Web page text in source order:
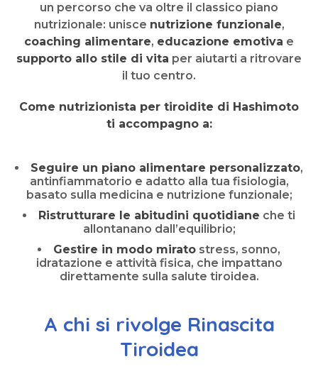
un percorso che va oltre il classico piano
nutrizionale: unisce nutrizione funzionale,
coaching alimentare, educazione emotiva e
supporto allo stile di vita per aiutarti a ritrovare
il tuo centro.
Come nutrizionista per tiroidite di Hashimoto
ti accompagno a:
Seguire un piano alimentare personalizzato,
antinfiammatorio e adatto alla tua fisiologia,
basato sulla medicina e nutrizione funzionale;
Ristrutturare le abitudini quotidiane che ti
allontanano dall’equilibrio;
Gestire in modo mirato stress, sonno,
idratazione e attività fisica, che impattano
direttamente sulla salute tiroidea.
A chi si rivolge Rinascita
Tiroidea